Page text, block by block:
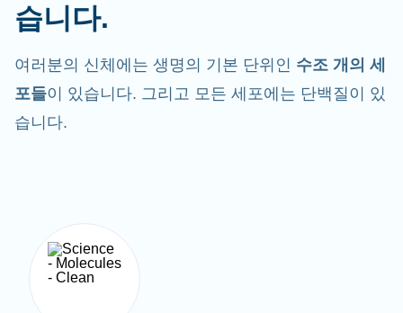
습니다.
여러분의 신체에는 생명의 기본 단위인 수조 개의 세
포들이 있습니다. 그리고 모든 세포에는 단백질이 있
습니다.